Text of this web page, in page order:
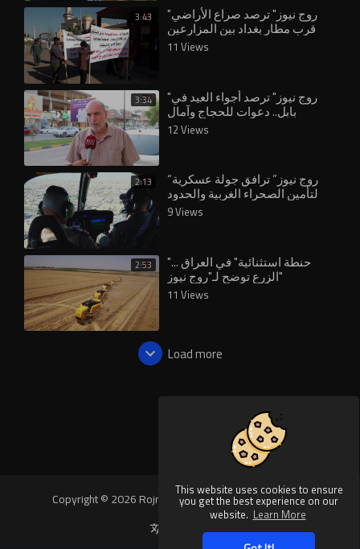
This website uses cookies to ensure
you get the best experience on our
website. Learn More
3:43 "روج نيوز" ترصد صراع الأراضي
قرب مطار بغداد بين المزارعين
وهيئة الاستثمار
11 Views
3:34 "روج نيوز" ترصد أجواء العيد في
بابل.. دعوات للحجاج وآمال
بتحسين الخدمات
12 Views
2:13 “روج نيوز” ترافق جولة عسكرية
لتأمين الصحراء الغربية والحدود
العراقية
9 Views
2:53 "حنطة استثنائية" في العراق ...
الزرع توضح لـ"روج نيوز"
11 Views
Load more
Copyright © 2026 Rojnews Video. All rights reserved.
Language